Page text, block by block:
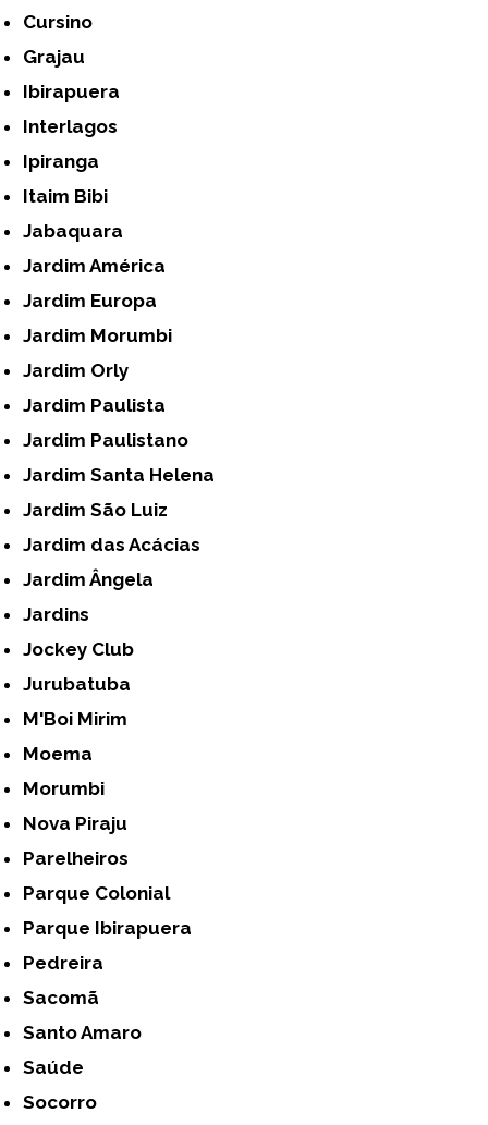
Cursino
Grajau
Ibirapuera
Interlagos
Ipiranga
Itaim Bibi
Jabaquara
Jardim América
Jardim Europa
Jardim Morumbi
Jardim Orly
Jardim Paulista
Jardim Paulistano
Jardim Santa Helena
Jardim São Luiz
Jardim das Acácias
Jardim Ângela
Jardins
Jockey Club
Jurubatuba
M'Boi Mirim
Moema
Morumbi
Nova Piraju
Parelheiros
Parque Colonial
Parque Ibirapuera
Pedreira
Sacomã
Santo Amaro
Saúde
Socorro